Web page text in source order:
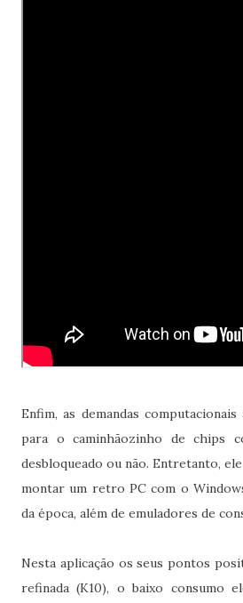
Enfim, as demandas
para o caminhãozinho de chips
desbloqueado ou não. Entretanto,
montar um retro PC com o
da época, além de emuladores de
Nesta aplicação os seus pontos
refinada (K10), o baixo consumo